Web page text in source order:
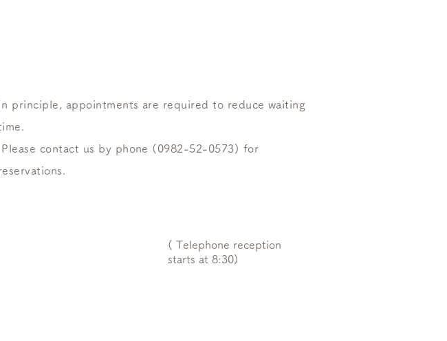
principle, appointments are required to reduce waiting
​ Please contact us by phone (0982-52-0573) for
(​ Telephone reception
starts at 8:30)